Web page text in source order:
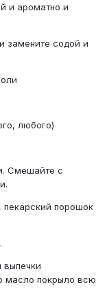
и ароматно и
замените содой и
любого)
Смешайте с
пекарский порошок
масло покрыло всю